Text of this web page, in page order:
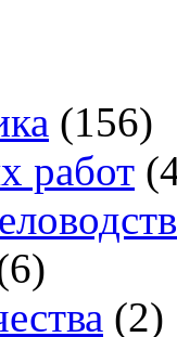
(156)
работ
(2)